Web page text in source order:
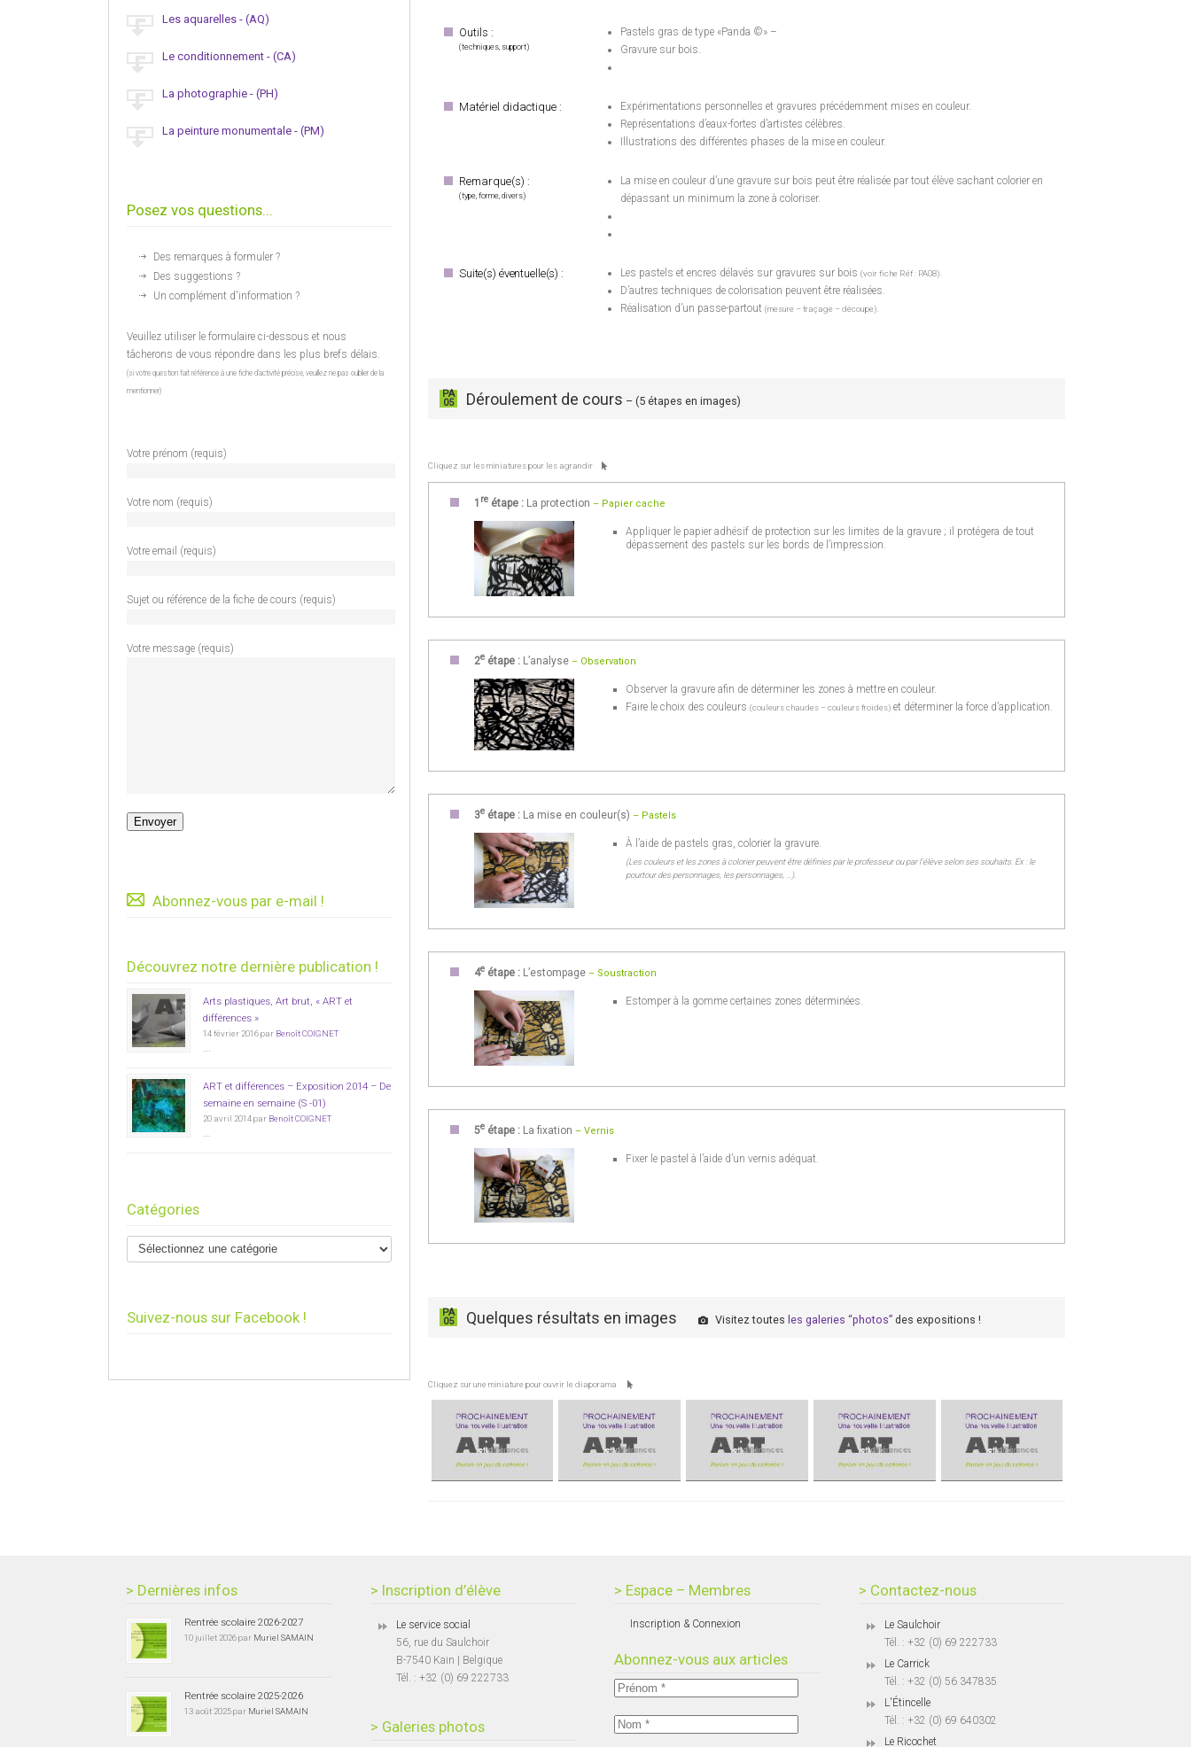
Outils :
(techniques, support)
Pastels gras de type «Panda ©» –
Gravure sur bois.
Matériel didactique :
Expérimentations personnelles et gravures précédemment mises en couleur.
Représentations d’eaux-fortes d’artistes célèbres.
Illustrations des différentes phases de la mise en couleur.
Remarque(s) :
(type, forme, divers)
La mise en couleur d’une gravure sur bois peut être réalisée par tout élève sachant colorier en
dépassant un minimum la zone à coloriser.
Suite(s) éventuelle(s) : Les pastels et encres délavés sur gravures sur bois (voir fiche Réf : PA08).
D’autres techniques de colorisation peuvent être réalisées.
Réalisation d’un passe-partout (mesure – traçage – découpe).
PA
05 Déroulement de cours – (5 étapes en images)
Cliquez sur les miniatures pour les agrandir
1 re étape : La protection – Papier cache
Appliquer le papier adhésif de protection sur les limites de la gravure ; il protégera de tout
dépassement des pastels sur les bords de l’impression.
2e étape : L’analyse – Observation
Observer la gravure afin de déterminer les zones à mettre en couleur.
Faire le choix des couleurs (couleurs chaudes – couleurs froides) et déterminer la force d’application.
3e étape : La mise en couleur(s) – Pastels
À l’aide de pastels gras, colorier la gravure.
(Les couleurs et les zones à colorier peuvent être définies par le professeur ou par l’élève selon ses souhaits. Ex : le
pourtour des personnages, les personnages, …).
4e étape : L’estompage – Soustraction
Estomper à la gomme certaines zones déterminées.
5e étape : La fixation – Vernis
Fixer le pastel à l’aide d’un vernis adéquat.
PA
05 Quelques résultats en images Visitez toutes les galeries “photos” des expositions !
Cliquez sur une miniature pour ouvrir le diaporama
Les aquarelles - (AQ)
Le conditionnement - (CA)
La photographie - (PH)
La peinture monumentale - (PM)
Posez vos questions...
Des remarques à formuler ?
Des suggestions ?
Un complément d'information ?
Veuillez utiliser le formulaire ci-dessous et nous
tâcherons de vous répondre dans les plus brefs délais.
(si votre question fait référence à une fiche d'activité précise, veuillez ne pas oublier de la
mentionner)
Votre prénom (requis)
Votre nom (requis)
Votre email (requis)
Sujet ou référence de la fiche de cours (requis)
Votre message (requis)
Abonnez-vous par e-mail !
Découvrez notre dernière publication !
Arts plastiques, Art brut, « ART et
différences »
14 février 2016 par Benoît COIGNET
...
ART et différences – Exposition 2014 – De
semaine en semaine (S -01)
20 avril 2014 par Benoît COIGNET
...
Catégories
Suivez-nous sur Facebook !
> Dernières infos
Rentrée scolaire 2026-2027
10 juillet 2026 par Muriel SAMAIN
Rentrée scolaire 2025-2026
13 août 2025 par Muriel SAMAIN
> Inscription d’élève
Le service social
56, rue du Saulchoir
B-7540 Kain | Belgique
Tél. : +32 (0) 69 222733
> Galeries photos
> Espace – Membres
Inscription & Connexion
Abonnez-vous aux articles
> Contactez-nous
Le Saulchoir
Tél. : +32 (0) 69 222733
Le Carrick
Tél. : +32 (0) 56 347835
L'Étincelle
Tél. : +32 (0) 69 640302
Le Ricochet